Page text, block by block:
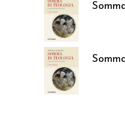
37,05€
37,05€